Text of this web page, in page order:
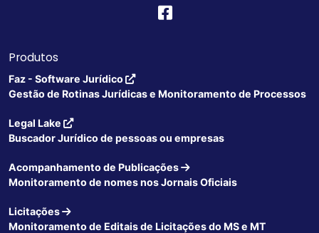
Produtos
Faz - Software Jurídico
Gestão de Rotinas Jurídicas e Monitoramento de Processos
Legal Lake
Buscador Jurídico de pessoas ou empresas
Acompanhamento de Publicações
Monitoramento de nomes nos Jornais Oficiais
Licitações
Monitoramento de Editais de Licitações do MS e MT